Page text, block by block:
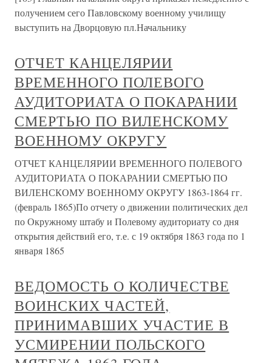
получением сего Павловскому военному училищу
выступить на Дворцовую пл.Начальнику
ОТЧЕТ КАНЦЕЛЯРИИ
ВРЕМЕННОГО ПОЛЕВОГО
АУДИТОРИАТА О ПОКАРАНИИ
СМЕРТЬЮ ПО ВИЛЕНСКОМУ
ВОЕННОМУ ОКРУГУ
ОТЧЕТ КАНЦЕЛЯРИИ ВРЕМЕННОГО ПОЛЕВОГО
АУДИТОРИАТА О ПОКАРАНИИ СМЕРТЬЮ ПО
ВИЛЕНСКОМУ ВОЕННОМУ ОКРУГУ 1863-1864 гг.
(февраль 1865)По отчету о движении политических дел
по Окружному штабу и Полевому аудиториату со дня
открытия действий его, т.е. с 19 октября 1863 года по 1
января 1865
ВЕДОМОСТЬ О КОЛИЧЕСТВЕ
ВОИНСКИХ ЧАСТЕЙ,
ПРИНИМАВШИХ УЧАСТИЕ В
УСМИРЕНИИ ПОЛЬСКОГО